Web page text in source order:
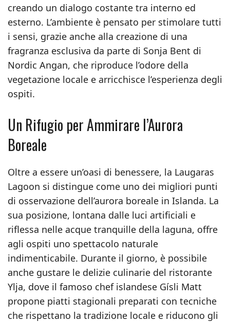
creando un dialogo costante tra interno ed
esterno. L’ambiente è pensato per stimolare tutti
i sensi, grazie anche alla creazione di una
fragranza esclusiva da parte di Sonja Bent di
Nordic Angan, che riproduce l’odore della
vegetazione locale e arricchisce l’esperienza degli
ospiti.
Un Rifugio per Ammirare l’Aurora
Boreale
Oltre a essere un’oasi di benessere, la Laugaras
Lagoon si distingue come uno dei migliori punti
di osservazione dell’aurora boreale in Islanda. La
sua posizione, lontana dalle luci artificiali e
riflessa nelle acque tranquille della laguna, offre
agli ospiti uno spettacolo naturale
indimenticabile. Durante il giorno, è possibile
anche gustare le delizie culinarie del ristorante
Ylja, dove il famoso chef islandese Gísli Matt
propone piatti stagionali preparati con tecniche
che rispettano la tradizione locale e riducono gli